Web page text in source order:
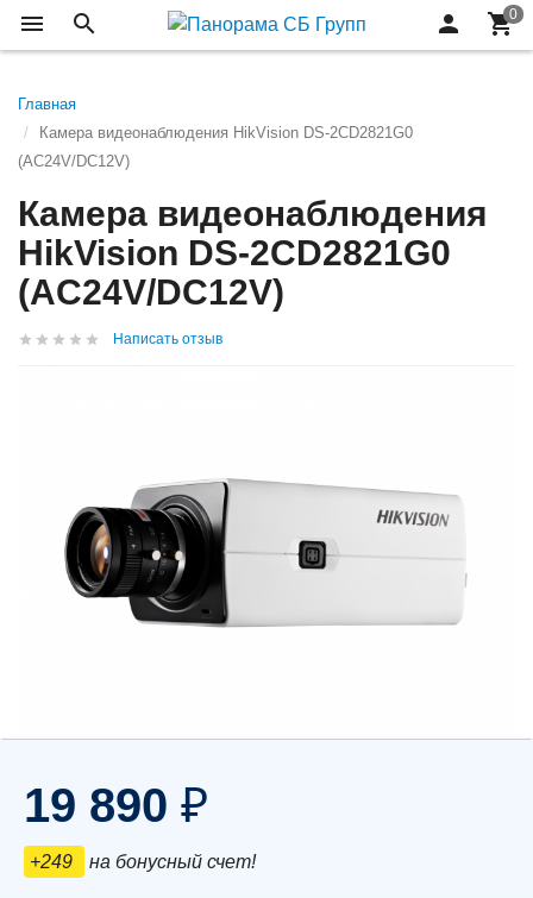
Главная
Камера видеонаблюдения HikVision DS-2CD2821G0
(AC24V/DC12V)
Камера видеонаблюдения
HikVision DS-2CD2821G0
(AC24V/DC12V)
Написать отзыв
19 890 ₽
+249 на бонусный счет!